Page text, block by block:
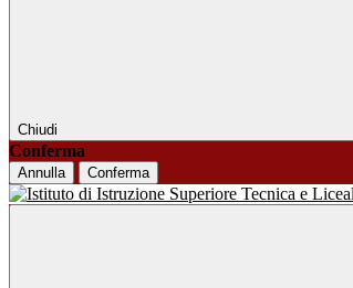
Chiudi
Conferma
Annulla Conferma